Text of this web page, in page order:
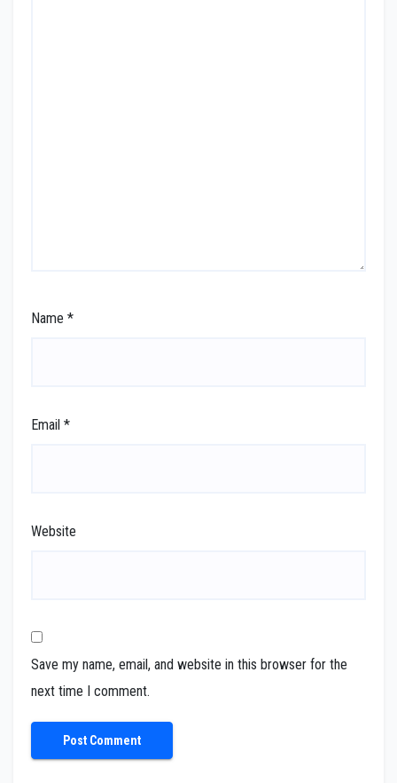
Name *
Email *
Website
Save my name, email, and website in this browser for the
next time I comment.